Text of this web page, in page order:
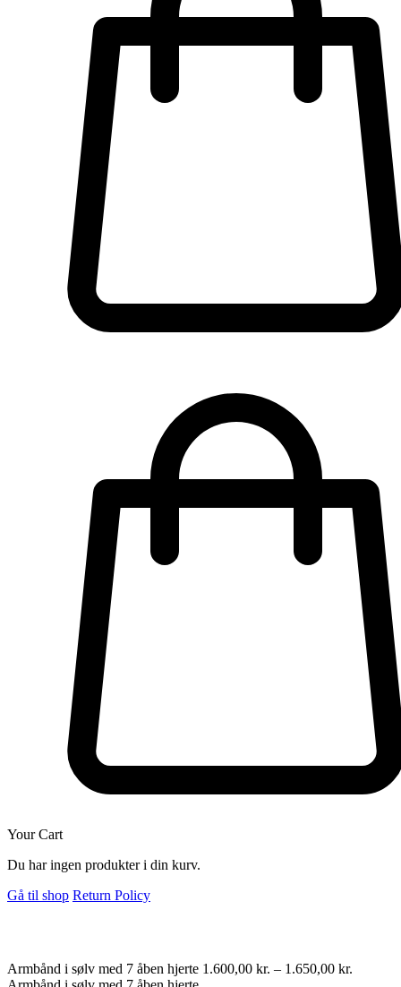
Your Cart
Du har ingen produkter i din kurv.
Gå til shop Return Policy
Armbånd i sølv med 7 åben hjerte 1.600,00 kr. – 1.650,00 kr.